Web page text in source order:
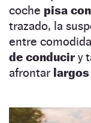
coche pisa
trazado, la
entre
de conduciry
afrontar